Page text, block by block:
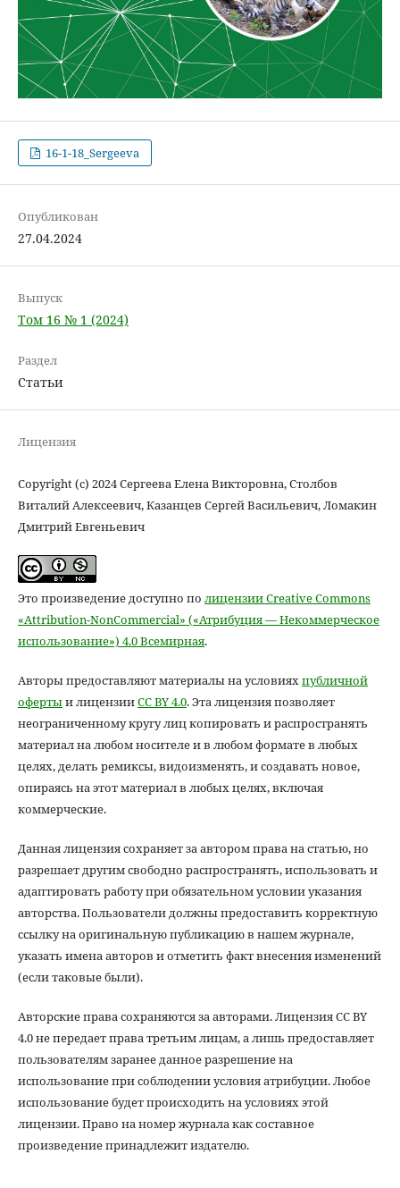
16-1-18_Sergeeva
Опубликован
27.04.2024
Выпуск
Том 16 № 1 (2024)
Раздел
Статьи
Лицензия
Copyright (c) 2024 Сергеева Елена Викторовна, Столбов
Виталий Алексеевич, Казанцев Сергей Васильевич, Ломакин
Дмитрий Евгеньевич
Это произведение доступно по лицензии Creative Commons
«Attribution-NonCommercial» («Атрибуция — Некоммерческое
использование») 4.0 Всемирная.
Авторы предоставляют материалы на условияхпубличной
офертыи лицензииCC BY 4.0. Эта лицензия позволяет
неограниченному кругу лиц копировать и распространять
материал на любом носителе и в любом формате в любых
целях, делать ремиксы, видоизменять, и создавать новое,
опираясь на этот материал в любых целях, включая
коммерческие.
Данная лицензия сохраняет за автором права на статью, но
разрешает другим свободно распространять, использовать и
адаптировать работу при обязательном условии указания
авторства. Пользователи должны предоставить корректную
ссылку на оригинальную публикацию в нашем журнале,
указать имена авторов и отметить факт внесения изменений
(если таковые были).
Авторские права сохраняются за авторами. Лицензия CC BY
4.0 не передает права третьим лицам, а лишь предоставляет
пользователям заранее данное разрешение на
использование при соблюдении условия атрибуции. Любое
использование будет происходить на условиях этой
лицензии. Право на номер журнала как составное
произведение принадлежит издателю.